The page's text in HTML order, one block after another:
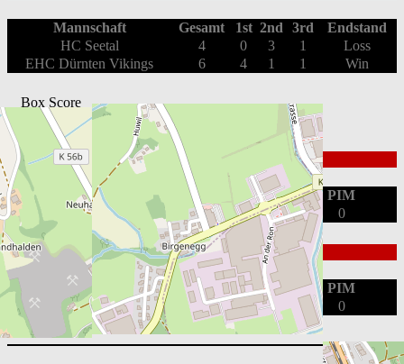
Mannschaft Gesamt 1st 2nd 3rd
Endstand
HC Seetal
4 0 3 1
Loss
EHC Dürnten Vikings
6 4 1 1 Win
Box Score
HC Seetal
Position A
PIM
0
0 0
EHC Dürnten Vikings
Position G A
PIM
0
0 0